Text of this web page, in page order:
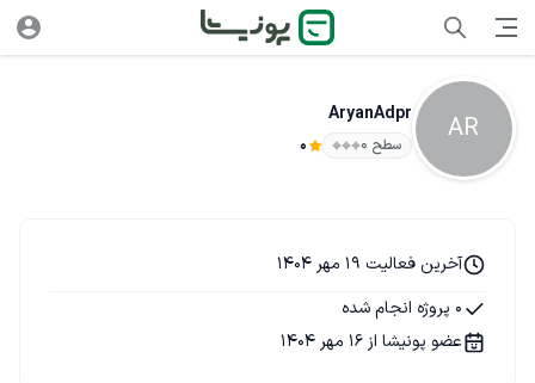
AR
AryanAdpr
سطح ۰ 0
آخرین فعالیت 19 مهر 1404
0 پروژه انجام شده
عضو پونیشا از 16 مهر 1404